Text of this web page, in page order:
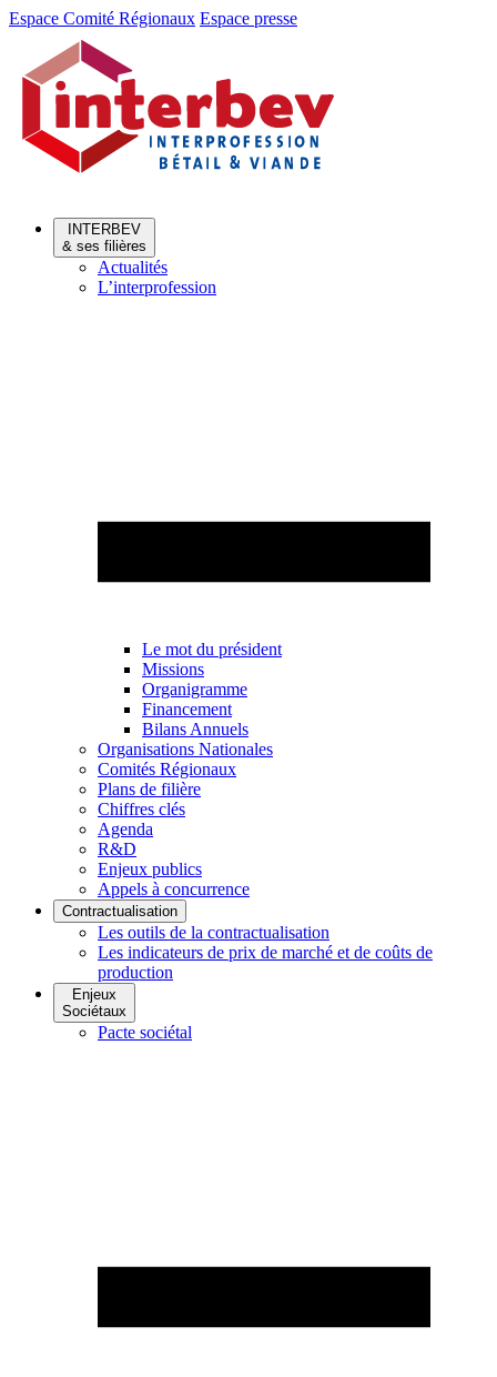
Aller
Aller
contenu
Espace Comité Régionaux Espace presse
INTERBEV
& ses filières
Actualités
L’interprofession
Le mot du président
Missions
Organigramme
Financement
Bilans Annuels
Organisations Nationales
Comités Régionaux
Plans de filière
Chiffres clés
Agenda
R&D
Enjeux publics
Appels à concurrence
Contractualisation
Les outils de la contractualisation
Les indicateurs de prix de marché et de coûts de
production
Enjeux
Sociétaux
Pacte sociétal